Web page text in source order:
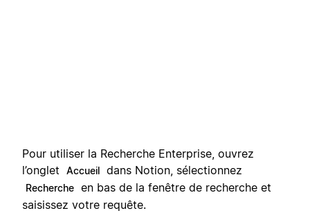
Pour utiliser la Recherche Enterprise, ouvrez
l’onglet
Accueil dans Notion, sélectionnez
Recherche en bas de la fenêtre de recherche et
saisissez votre requête.